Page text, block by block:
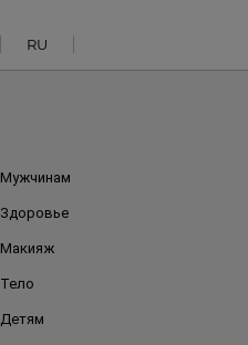
RU
Мужчинам
Здоровье
Макияж
Тело
Детям